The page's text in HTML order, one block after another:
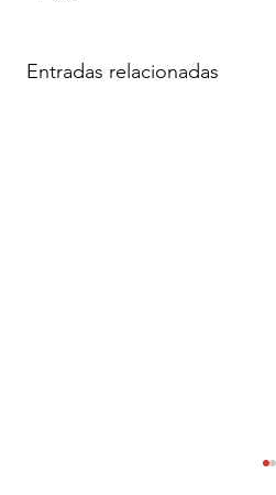
Entradas relacionadas